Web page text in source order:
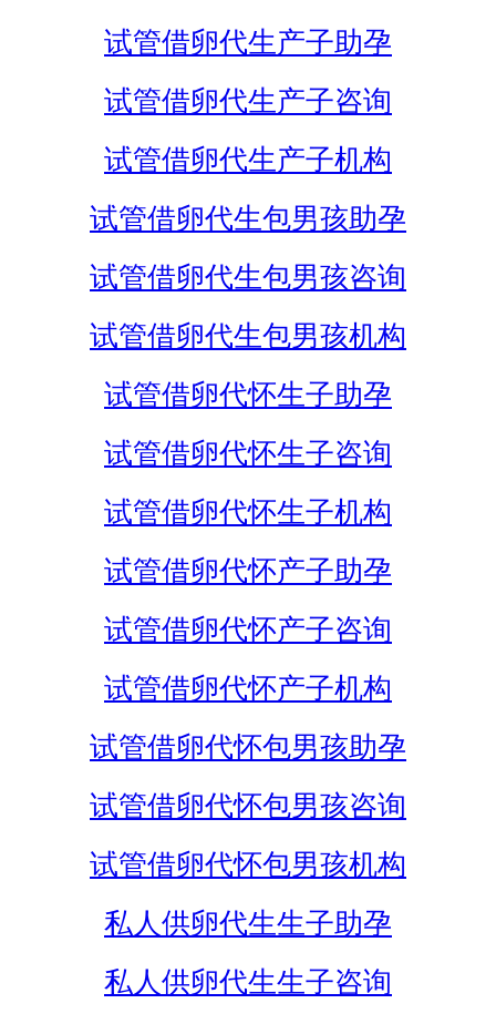
试管借卵代生产子助孕
试管借卵代生产子咨询
试管借卵代生产子机构
试管借卵代生包男孩助孕
试管借卵代生包男孩咨询
试管借卵代生包男孩机构
试管借卵代怀生子助孕
试管借卵代怀生子咨询
试管借卵代怀生子机构
试管借卵代怀产子助孕
试管借卵代怀产子咨询
试管借卵代怀产子机构
试管借卵代怀包男孩助孕
试管借卵代怀包男孩咨询
试管借卵代怀包男孩机构
私人供卵代生生子助孕
私人供卵代生生子咨询